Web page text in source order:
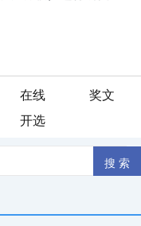
在线
奖文
开选